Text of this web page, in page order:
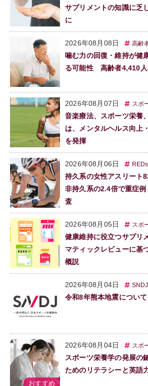
サプリメントの知識に乏
に
2026年08月08日 高齢
噛む力の回復・維持が健
る可能性 高齢者4,410人
2026年08月07日 スポ
音楽療法、スポーツ栄養
は、メンタルヘルス向上
を発揮
2026年08月06日
持久系の女性アスリート
非持久系の2.4倍で重症
査
2026年08月05日 スポ
健康維持に役立つサプリ
マティックレビューに基
概説
2026年08月04日 SNDJ
令和8年熊本地震について
2026年08月04日 スポ
スポーツ栄養学の発展の
ためのリテラシーと英語